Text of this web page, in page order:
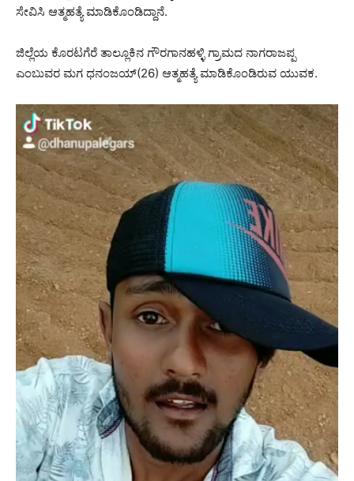
ಸೇವಿಸಿ ಆತ್ಮಹತ್ಯೆ ಮಾಡಿಕೊಂಡಿದ್ದಾನೆ.
ಜಿಲ್ಲೆಯ ಕೊರಟಗೆರೆ ತಾಲ್ಲೂಕಿನ ಗೌರಗಾನಹಳ್ಳಿ ಗ್ರಾಮದ ನಾಗರಾಜಪ್ಪ
ಎಂಬುವರ ಮಗ ಧನಂಜಯ್(26) ಆತ್ಮಹತ್ಯೆ ಮಾಡಿಕೊಂಡಿರುವ ಯುವಕ.